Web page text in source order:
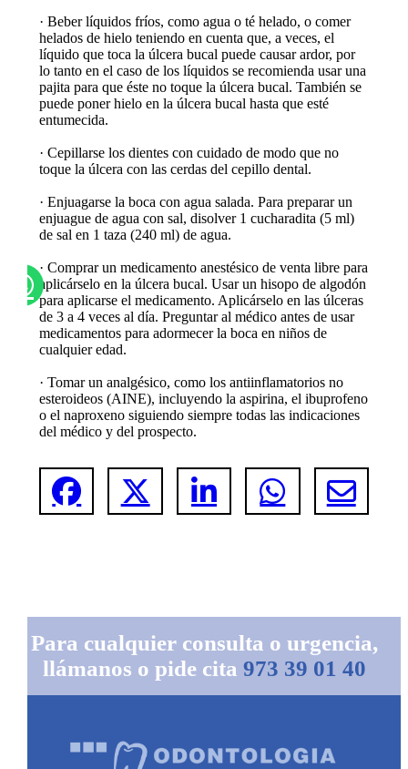
· Beber líquidos fríos, como agua o té helado, o comer
helados de hielo teniendo en cuenta que, a veces, el
líquido que toca la úlcera bucal puede causar ardor, por
lo tanto en el caso de los líquidos se recomienda usar una
pajita para que éste no toque la úlcera bucal. También se
puede poner hielo en la úlcera bucal hasta que esté
entumecida.
· Cepillarse los dientes con cuidado de modo que no
toque la úlcera con las cerdas del cepillo dental.
· Enjuagarse la boca con agua salada. Para preparar un
enjuague de agua con sal, disolver 1 cucharadita (5 ml)
de sal en 1 taza (240 ml) de agua.
· Comprar un medicamento anestésico de venta libre para
aplicárselo en la úlcera bucal. Usar un hisopo de algodón
para aplicarse el medicamento. Aplicárselo en las úlceras
de 3 a 4 veces al día. Preguntar al médico antes de usar
medicamentos para adormecer la boca en niños de
cualquier edad.
· Tomar un analgésico, como los antiinflamatorios no
esteroideos (AINE), incluyendo la aspirina, el ibuprofeno
o el naproxeno siguiendo siempre todas las indicaciones
del médico y del prospecto.
Para cualquier consulta o urgencia,
llámanos o pide cita 973 39 01 40